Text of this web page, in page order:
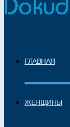
ГЛАВНАЯ
ЖЕНЩИНЫ